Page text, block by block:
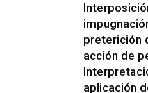
preterición
acción de
aplicación